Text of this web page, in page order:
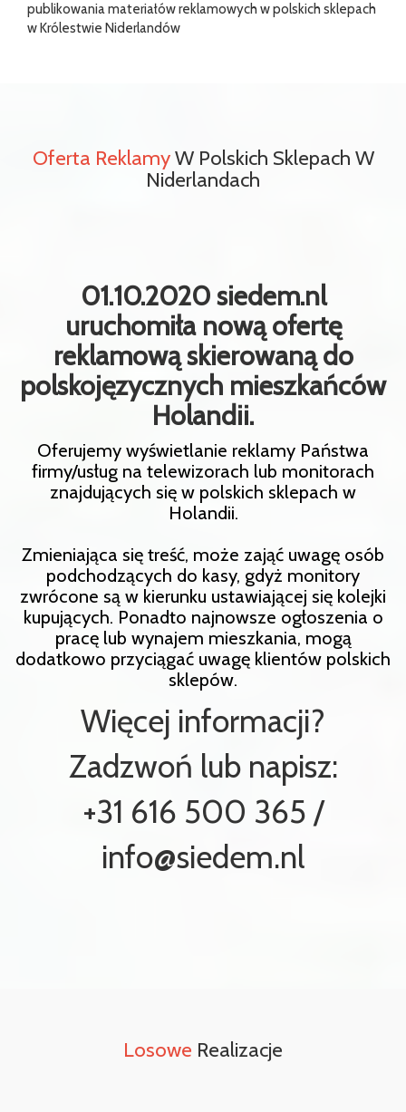
publikowania materiałów reklamowych w polskich sklepach
w Królestwie Niderlandów
Oferta ReklamyW Polskich Sklepach W
Niderlandach
01.10.2020 siedem.nl
uruchomiła nową ofertę
reklamową skierowaną do
polskojęzycznych mieszkańców
Holandii.
Oferujemy wyświetlanie reklamy Państwa
firmy/usług na telewizorach lub monitorach
znajdujących się w polskich sklepach w
Holandii.
Zmieniająca się treść, może zająć uwagę osób
podchodzących do kasy, gdyż monitory
zwrócone są w kierunku ustawiającej się kolejki
kupujących. Ponadto najnowsze ogłoszenia o
pracę lub wynajem mieszkania, mogą
dodatkowo przyciągać uwagę klientów polskich
sklepów.
Więcej informacji?
Zadzwoń lub napisz:
+31 616 500 365 /
info@siedem.nl
Losowe Realizacje